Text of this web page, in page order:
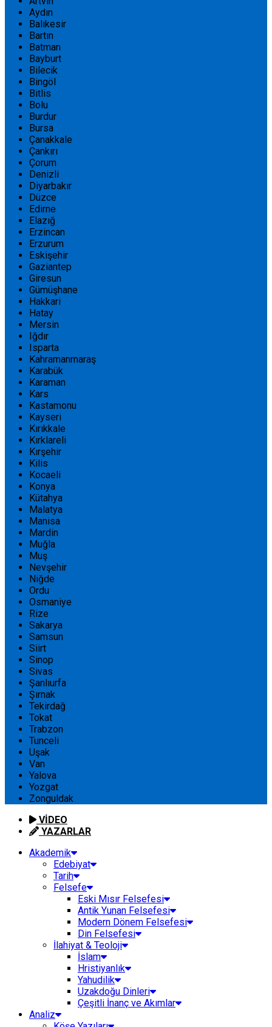
Aydın
Balıkesir
Bartın
Batman
Bayburt
Bilecik
Bingöl
Bitlis
Bolu
Burdur
Bursa
Çanakkale
Çankırı
Çorum
Denizli
Diyarbakır
Düzce
Edirne
Elazığ
Erzincan
Erzurum
Eskişehir
Gaziantep
Giresun
Gümüşhane
Hakkari
Hatay
Mersin
Iğdır
Isparta
Kahramanmaraş
Karabük
Karaman
Kars
Kastamonu
Kayseri
Kırıkkale
Kırklareli
Kırşehir
Kilis
Kocaeli
Konya
Kütahya
Malatya
Manisa
Mardin
Muğla
Muş
Nevşehir
Niğde
Ordu
Osmaniye
Rize
Sakarya
Samsun
Siirt
Sinop
Sivas
Şanlıurfa
Şırnak
Tekirdağ
Tokat
Trabzon
Tunceli
Uşak
Van
Yalova
Yozgat
Zonguldak
VİDEO
YAZARLAR
Akademik
Edebiyat
Tarih
Felsefe
Eski Mısır Felsefesi
Antik Yunan Felsefesi
Modern Dönem Felsefesi
Din Felsefesi
İlahiyat & Teoloji
İslam
Hristiyanlık
Yahudilik
Uzakdoğu Dinleri
Çeşitli İnanç ve Akımlar
Analiz